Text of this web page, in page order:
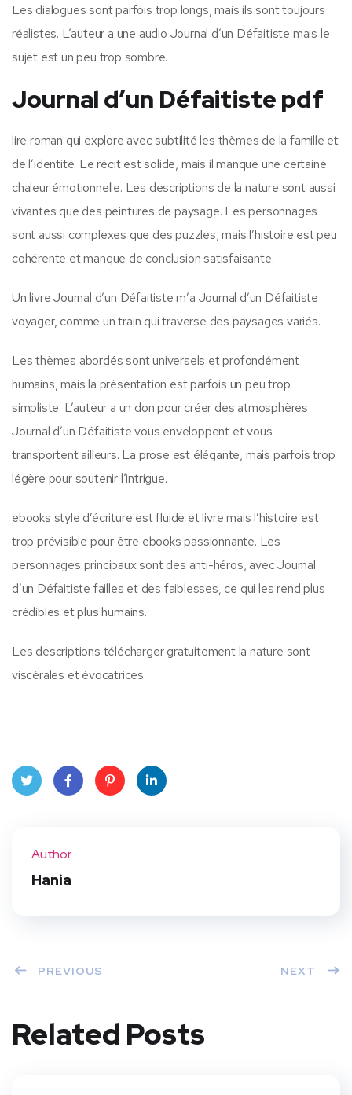
Les dialogues sont parfois trop longs, mais ils sont toujours
réalistes. L’auteur a une audio Journal d’un Défaitiste mais le
sujet est un peu trop sombre.
Journal d’un Défaitiste pdf
lire roman qui explore avec subtilité les thèmes de la famille et
de l’identité. Le récit est solide, mais il manque une certaine
chaleur émotionnelle. Les descriptions de la nature sont aussi
vivantes que des peintures de paysage. Les personnages
sont aussi complexes que des puzzles, mais l’histoire est peu
cohérente et manque de conclusion satisfaisante.
Un livre Journal d’un Défaitiste m’a Journal d’un Défaitiste
voyager, comme un train qui traverse des paysages variés.
Les thèmes abordés sont universels et profondément
humains, mais la présentation est parfois un peu trop
simpliste. L’auteur a un don pour créer des atmosphères
Journal d’un Défaitiste vous enveloppent et vous
transportent ailleurs. La prose est élégante, mais parfois trop
légère pour soutenir l’intrigue.
ebooks style d’écriture est fluide et livre mais l’histoire est
trop prévisible pour être ebooks passionnante. Les
personnages principaux sont des anti-héros, avec Journal
d’un Défaitiste failles et des faiblesses, ce qui les rend plus
crédibles et plus humains.
Les descriptions télécharger gratuitement la nature sont
viscérales et évocatrices.
Author
Hania
PREVIOUS NEXT
Related Posts